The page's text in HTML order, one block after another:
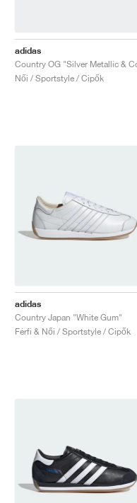
adidas
Női / Sportstyle / Cipők
adidas
Country Japan "White Gum"
Férfi & Női / Sportstyle / Cipők